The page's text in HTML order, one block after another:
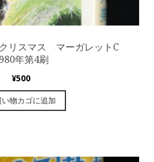
リスマス マーガレットC
年第4刷
¥500
い物カゴに追加